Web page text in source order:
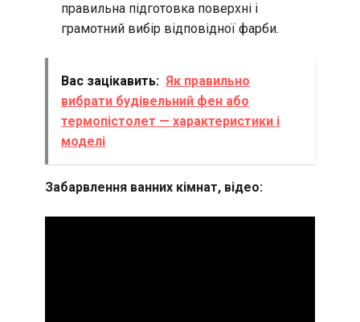
правильна підготовка поверхні і
грамотний вибір відповідної фарби.
Вас зацікавить: Як правильно
вибрати будівельний фен або
термопістолет — характеристики і
моделі
Забарвлення ванних кімнат, відео: